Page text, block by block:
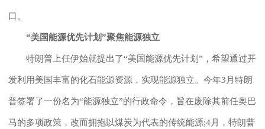
口。
“美国能源优先计划”聚焦能源独立
特朗普上任伊始就提出了“美国能源优先计划”，希望通过开
发利用美国丰富的化石能源资源，实现能源独立。今年3月特朗
普签署了一份名为“能源独立”的行政命令，旨在废除其前任奥巴
马的多项政策，改而拥抱以煤炭为代表的传统能源;4月，特朗普